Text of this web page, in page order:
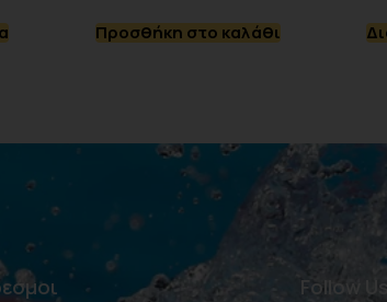
Προσθήκη στο καλάθι
Follow Us